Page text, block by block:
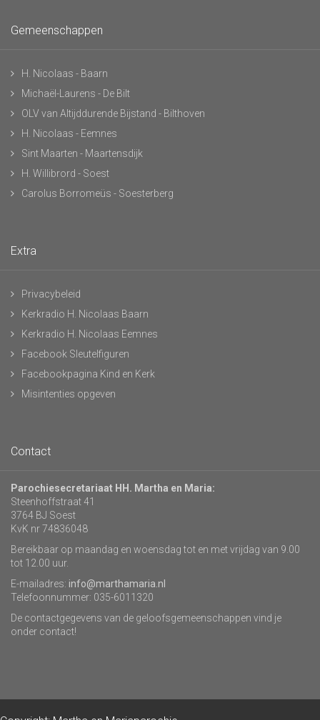
Gemeenschappen
H. Nicolaas - Baarn
Michaël-Laurens - De Bilt
OLV van Altijddurende Bijstand - Bilthoven
H. Nicolaas - Eemnes
Sint Maarten - Maartensdijk
H. Willibrord - Soest
Carolus Borromeüs - Soesterberg
Extra
Privacybeleid
Kerkradio H. Nicolaas Baarn
Kerkradio H. Nicolaas Eemnes
Facebook Sleutelfiguren
Facebookpagina Kind en Kerk
Misintenties opgeven
Contact
Parochiesecretariaat HH. Martha en Maria:
Steenhoffstraat 41
3764 BJ Soest
KvK nr 74836048
Bereikbaar op maandag en woensdag tot en met vrijdag van 9.00
tot 12.00 uur.
E-mailadres: info@marthamaria.nl
Telefoonnummer: 035-6011320
De contactgegevens van de geloofsgemeenschappen vind je
onder contact!